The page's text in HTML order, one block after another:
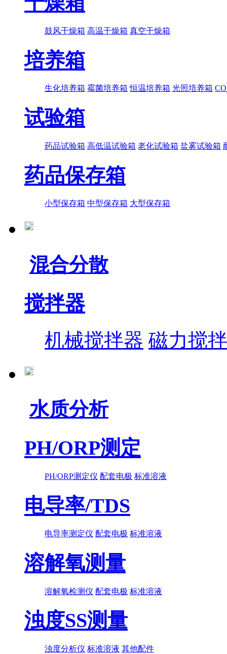
鼓风干燥箱 高温干燥箱 真空干燥箱
培养箱
生化培养箱 霉菌培养箱 恒温培养箱 光照培养箱
试验箱
药品试验箱 高低温试验箱 老化试验箱 盐雾试验箱
药品保存箱
小型保存箱 中型保存箱 大型保存箱
混合分散
搅拌器
机械搅拌器 磁力搅
水质分析
PH/ORP测定
PH/ORP测定仪 配套电极 标准溶液
电导率/TDS
电导率测定仪 配套电极 标准溶液
溶解氧测量
溶解氧检测仪 配套电极 标准溶液
浊度SS测量
浊度分析仪 标准溶液 其他配件